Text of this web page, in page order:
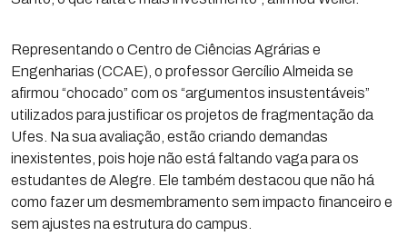
Representando o Centro de Ciências Agrárias e
Engenharias (CCAE), o professor Gercílio Almeida se
afirmou “chocado” com os “argumentos insustentáveis”
utilizados para justificar os projetos de fragmentação da
Ufes. Na sua avaliação, estão criando demandas
inexistentes, pois hoje não está faltando vaga para os
estudantes de Alegre. Ele também destacou que não há
como fazer um desmembramento sem impacto financeiro e
sem ajustes na estrutura do campus.